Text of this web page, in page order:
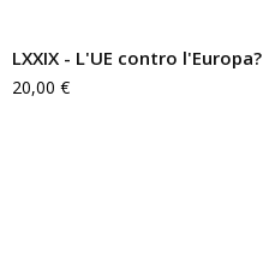
LXXIX - L'UE contro l'Europa?
20,00 €